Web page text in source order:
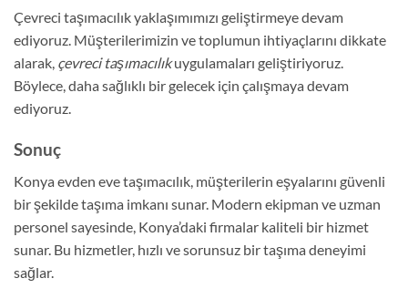
Çevreci taşımacılık yaklaşımımızı geliştirmeye devam
ediyoruz. Müşterilerimizin ve toplumun ihtiyaçlarını dikkate
alarak, çevreci taşımacılıkuygulamaları geliştiriyoruz.
Böylece, daha sağlıklı bir gelecek için çalışmaya devam
ediyoruz.
Sonuç
Konya evden eve taşımacılık, müşterilerin eşyalarını güvenli
bir şekilde taşıma imkanı sunar. Modern ekipman ve uzman
personel sayesinde, Konya’daki firmalar kaliteli bir hizmet
sunar. Bu hizmetler, hızlı ve sorunsuz bir taşıma deneyimi
sağlar.